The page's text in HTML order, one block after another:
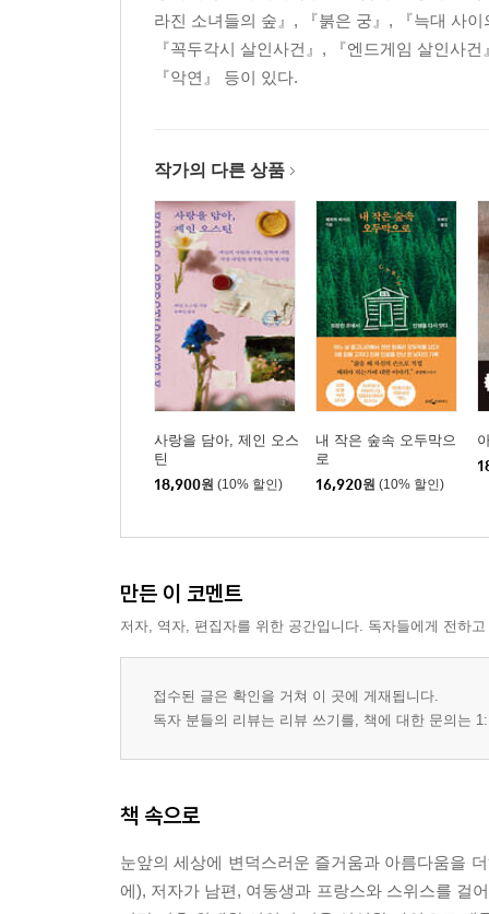
라진 소녀들의 숲』, 『붉은 궁』, 『늑대 사
『꼭두각시 살인사건』, 『엔드게임 살인사
『악연』 등이 있다.
작가의 다른 상품
사랑을 담아, 제인 오스
틴
18,900원 (10% 할인)
내 작은 숲속 오두막으
로
16,920원 (10% 할인)
만든 이 코멘트
저자, 역자, 편집자를 위한 공간입니다. 독자들에게 전하
접수된 글은 확인을 거쳐 이 곳에 게재됩니다.
독자 분들의 리뷰는 리뷰 쓰기를, 책에 대한 문의는
책 속으로
눈앞의 세상에 변덕스러운 즐거움과 아름다움을
에), 저자가 남편, 여동생과 프랑스와 스위스를 걸